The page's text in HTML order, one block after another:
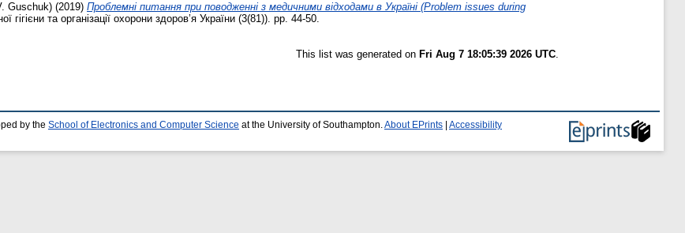
Guschuk) (2019) Проблемні питання при поводженні з медичними відходами в Україні (Problem issues during
гігієни та організації охорони здоров’я України (3(81)). pp. 44-50.
This list was generated on Fri Aug 7 18:05:39 2026 UTC.
by the School of Electronics and Computer Science at the University of Southampton. About EPrints Accessibility